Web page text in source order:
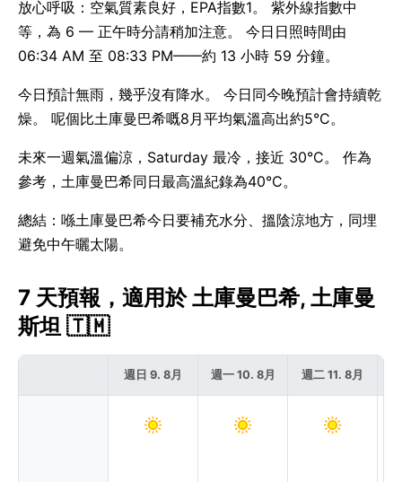
放心呼吸：空氣質素良好，EPA指數1。 紫外線指數中
等，為 6 — 正午時分請稍加注意。 今日日照時間由
06:34 AM 至 08:33 PM——約 13 小時 59 分鐘。
今日預計無雨，幾乎沒有降水。 今日同今晚預計會持續乾
燥。 呢個比土庫曼巴希嘅8月平均氣溫高出約5°C。
未來一週氣溫偏涼，Saturday 最冷，接近 30°C。 作為
參考，土庫曼巴希同日最高溫紀錄為40°C。
總結：喺土庫曼巴希今日要補充水分、搵陰涼地方，同埋
避免中午曬太陽。
7 天預報，適用於 土庫曼巴希, 土庫曼
斯坦 🇹🇲
週日 9. 8月 週一 10. 8月 週二 11. 8月